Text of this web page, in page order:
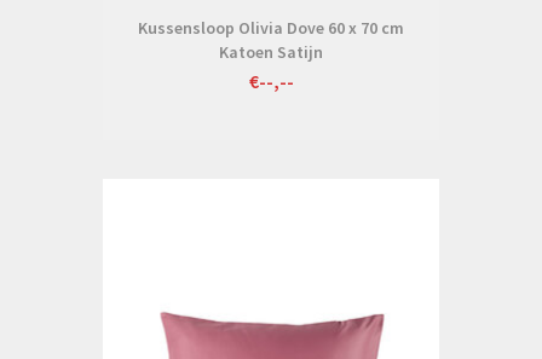
Kussensloop Olivia Dove 60 x 70 cm
Katoen Satijn
€--,--